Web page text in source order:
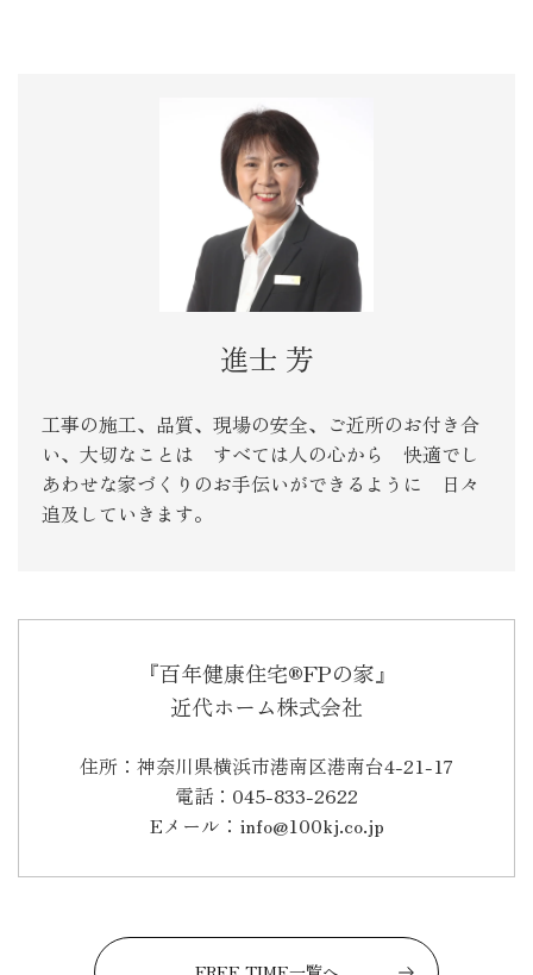
進士 芳
工事の施工、品質、現場の安全、ご近所のお付き合
い、大切なことは すべては人の心から 快適でし
あわせな家づくりのお手伝いができるように 日々
追及していきます。
『百年健康住宅®FPの家』
近代ホーム株式会社
住所：神奈川県横浜市港南区港南台4-21-17
電話：045-833-2622
Eメール：info@100kj.co.jp